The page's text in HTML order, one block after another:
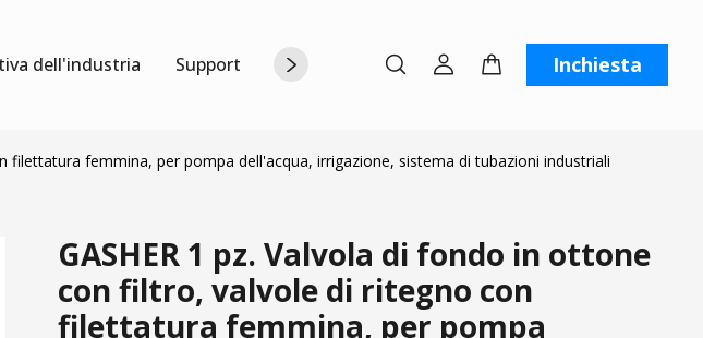
dell'industria Supporto Chi siamo Contattaci Inchiesta
femmina, per pompa dell'acqua, irrigazione, sistema di tubazioni industriali
GASHER 1 pz. Valvola di fondo in ottone
con filtro, valvole di ritegno con
filettatura femmina, per pompa